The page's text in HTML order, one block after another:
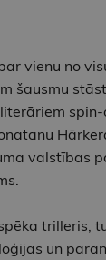
vienu no
šausmu
valstības
trilleris,
un